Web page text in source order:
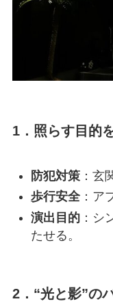
1．照らす目的
防犯対策：玄
歩行安全：ア
演出目的：シ
たせる。
2．“光と影”の